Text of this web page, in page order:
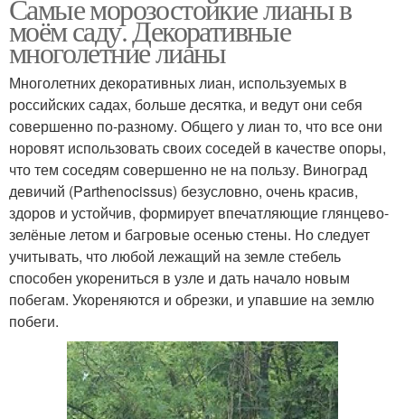
Самые морозостойкие лианы в
моём саду. Декоративные
многолетние лианы
Многолетних декоративных лиан, используемых в
российских садах, больше десятка, и ведут они себя
совершенно по-разному. Общего у лиан то, что все они
норовят использовать своих соседей в качестве опоры,
что тем соседям совершенно не на пользу. Виноград
девичий (Parthenocissus) безусловно, очень красив,
здоров и устойчив, формирует впечатляющие глянцево-
зелёные летом и багровые осенью стены. Но следует
учитывать, что любой лежащий на земле стебель
способен укорениться в узле и дать начало новым
побегам. Укореняются и обрезки, и упавшие на землю
побеги.